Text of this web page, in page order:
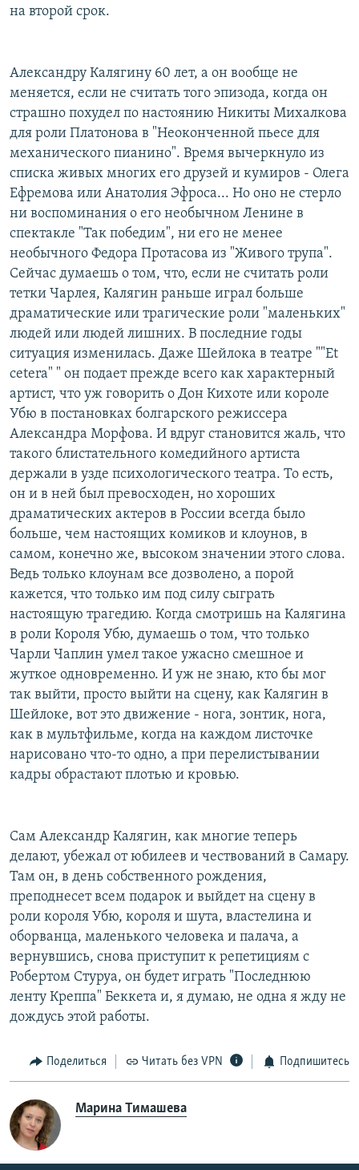
на второй срок.
Александру Калягину 60 лет, а он вообще не
меняется, если не считать того эпизода, когда он
страшно похудел по настоянию Никиты Михалкова
для роли Платонова в "Неоконченной пьесе для
механического пианино". Время вычеркнуло из
списка живых многих его друзей и кумиров - Олега
Ефремова или Анатолия Эфроса... Но оно не стерло
ни воспоминания о его необычном Ленине в
спектакле "Так победим", ни его не менее
необычного Федора Протасова из "Живого трупа".
Сейчас думаешь о том, что, если не считать роли
тетки Чарлея, Калягин раньше играл больше
драматические или трагические роли "маленьких"
людей или людей лишних. В последние годы
ситуация изменилась. Даже Шейлока в театре ""Еt
cetera" " он подает прежде всего как характерный
артист, что уж говорить о Дон Кихоте или короле
Убю в постановках болгарского режиссера
Александра Морфова. И вдруг становится жаль, что
такого блистательного комедийного артиста
держали в узде психологического театра. То есть,
он и в ней был превосходен, но хороших
драматических актеров в России всегда было
больше, чем настоящих комиков и клоунов, в
самом, конечно же, высоком значении этого слова.
Ведь только клоунам все дозволено, а порой
кажется, что только им под силу сыграть
настоящую трагедию. Когда смотришь на Калягина
в роли Короля Убю, думаешь о том, что только
Чарли Чаплин умел такое ужасно смешное и
жуткое одновременно. И уж не знаю, кто бы мог
так выйти, просто выйти на сцену, как Калягин в
Шейлоке, вот это движение - нога, зонтик, нога,
как в мультфильме, когда на каждом листочке
нарисовано что-то одно, а при перелистывании
кадры обрастают плотью и кровью.
Сам Александр Калягин, как многие теперь
делают, убежал от юбилеев и чествований в Самару.
Там он, в день собственного рождения,
преподнесет всем подарок и выйдет на сцену в
роли короля Убю, короля и шута, властелина и
оборванца, маленького человека и палача, а
вернувшись, снова приступит к репетициям с
Робертом Стуруа, он будет играть "Последнюю
ленту Креппа" Беккета и, я думаю, не одна я жду не
дождусь этой работы.
Поделиться Читать без VPN Подпишитесь
Марина Тимашева